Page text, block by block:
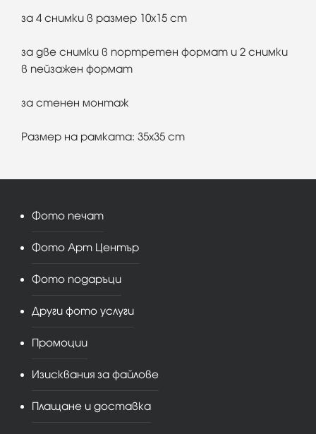
за 4 снимки в размер 10x15 cm
за две снимки в портретен формат и 2 снимки
в пейзажен формат
за стенен монтаж
Размер на рамката: 35x35 cm
Фото печат
Фото Арт Център
Фото подаръци
Други фото услуги
Промоции
Изисквания за файлове
Плащане и доставка